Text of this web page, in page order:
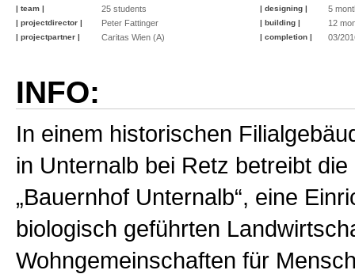
| team | 25 students | designing | 5
| projectdirector | Peter Fattinger | building | 12
| projectpartner | Caritas Wien (A) | completion | 03/
INFO:
In einem historischen
in Unternalb bei Retz betreibt
„Bauernhof Unternalb“, eine
biologisch geführten
Wohngemeinschaften für